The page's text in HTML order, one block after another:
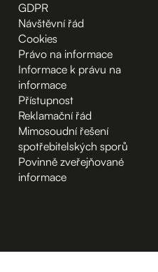
GDPR
Návštěvní řád
Cookies
Právo na informace
Informace k právu na
informace
Přístupnost
Reklamační řád
Mimosoudní řešení
spotřebitelských sporů
Povinně zveřejňované
informace